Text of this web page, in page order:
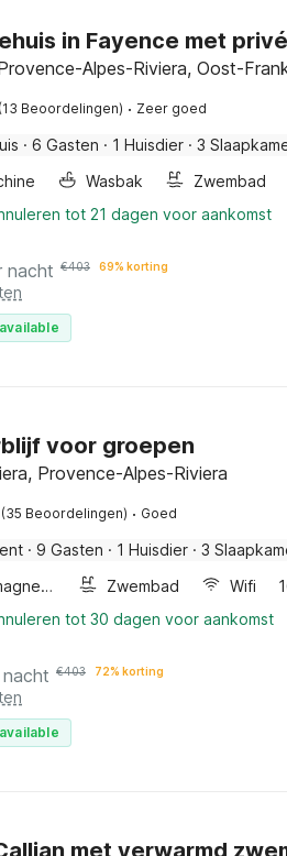
in Fayence met
Alpes-Riviera, Oost-
(13 Beoordelingen) · Zeer goed
· 6 Gasten · 1 Huisdier · 3
Wasbak Zwembad
tot 21 dagen voor aankomst
nacht €403 69% korting
voor groepen
Provence-Alpes-Riviera
(35 Beoordelingen) · Goed
· 9 Gasten · 1 Huisdier · 3
Combimagnetron
Zwembad Wifi
tot 30 dagen voor aankomst
€403 72% korting
met verwarmd